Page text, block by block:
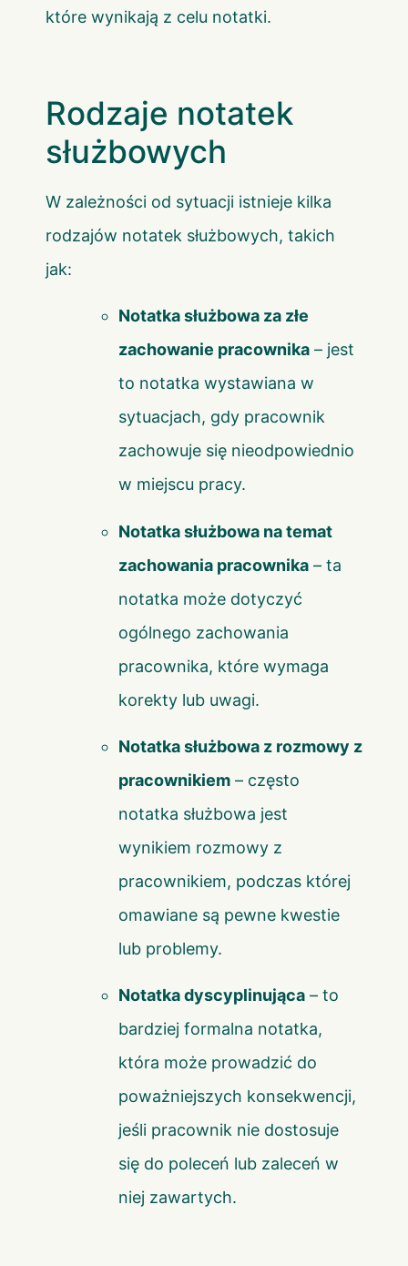
które wynikają z celu notatki.
Rodzaje notatek
służbowych
W zależności od sytuacji istnieje kilka
rodzajów notatek służbowych, takich
jak:
Notatka służbowa za złe
zachowanie pracownika – jest
to notatka wystawiana w
sytuacjach, gdy pracownik
zachowuje się nieodpowiednio
w miejscu pracy.
Notatka służbowa na temat
zachowania pracownika – ta
notatka może dotyczyć
ogólnego zachowania
pracownika, które wymaga
korekty lub uwagi.
Notatka służbowa z rozmowy z
pracownikiem – często
notatka służbowa jest
wynikiem rozmowy z
pracownikiem, podczas której
omawiane są pewne kwestie
lub problemy.
Notatka dyscyplinująca – to
bardziej formalna notatka,
która może prowadzić do
poważniejszych konsekwencji,
jeśli pracownik nie dostosuje
się do poleceń lub zaleceń w
niej zawartych.